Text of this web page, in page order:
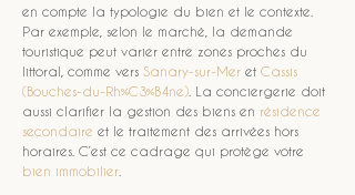
en compte la typologie du bien et le contexte.
Par exemple, selon le marché, la demande
touristique peut varier entre zones proches du
littoral, comme vers Sanary-sur-Mer et Cassis
(Bouches-du-Rh%C3%B4ne) . La conciergerie doit
aussi clarifier la gestion des biens en résidence
secondaire et le traitement des arrivées hors
horaires. C’est ce cadrage qui protège votre
bien immobilier